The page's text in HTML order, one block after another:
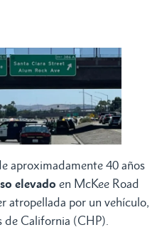
aproximadamente 40 años
elevado en McKee Road
atropellada por un vehículo,
California (CHP).